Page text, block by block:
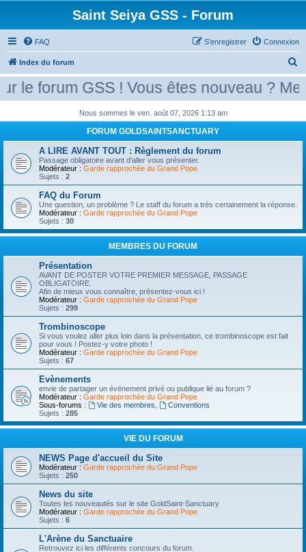
Saint Seiya GSS - Forum
FAQ Connexion
S’enregistrer
Index du forum
e
c
r
forum GSS ! Vous êtes nouveau ?
Nous sommes le ven. août 07, 2026 1:13 am
FORUM GOLDSAINTSANCTUARY
A LIRE AVANT TOUT : Règlement du forum
Passage obligatoire avant d'aller vous présenter.
Modérateur : Garde rapprochée du Grand Pope
Sujets : 2
FAQ du Forum
Une question, un problème ? Le staff du forum a très certainement la réponse.
Modérateur : Garde rapprochée du Grand Pope
Sujets : 30
MEMBRES DU FORUM
Présentation
AVANT DE POSTER VOTRE PREMIER MESSAGE, PASSAGE
OBLIGATOIRE.
Afin de mieux vous connaître, présentez-vous ici !
Modérateur : Garde rapprochée du Grand Pope
Sujets : 299
Trombinoscope
Si vous voulez aller plus loin dans la présentation, ce trombinoscope est fait
pour vous ! Postez-y votre photo !
Modérateur : Garde rapprochée du Grand Pope
Sujets : 67
Evènements
envie de partager un événement privé ou publique lié au forum ?
Modérateur : Garde rapprochée du Grand Pope
Sous-forums :
Vie des membres
Conventions
Sujets : 285
VIE DU FORUM
NEWS Page d'accueil du Site
Modérateur : Garde rapprochée du Grand Pope
Sujets : 250
News du site
Toutes les nouveautés sur le site GoldSaint-Sanctuary
Modérateur : Garde rapprochée du Grand Pope
Sujets : 6
L'Arène du Sanctuaire
Retrouvez ici les différents concours du forum.